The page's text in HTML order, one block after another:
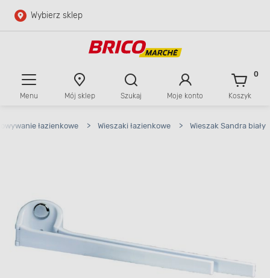
Przejdź do głównej zawartości
Wybierz sklep
Menu Mój sklep Szukaj Moje konto Koszyk
0
łazienkowe > Wieszaki łazienkowe > Wieszak Sandra biały